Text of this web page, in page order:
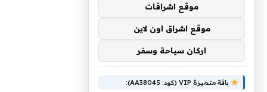
موقع اشراقات
موقع اشراق اون لاين
اركان سياحة وسفر
باقة متميزة VIP (كود: AA38045):